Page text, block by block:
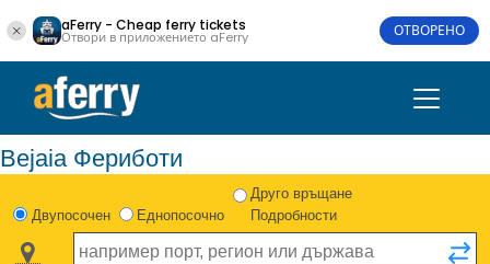
aFerry - Cheap ferry tickets
Отвори в приложението aFerry ОТВОРЕНО
Bejaia Фериботи
Двупосочен Еднопосочно
Друго връщане
Подробности